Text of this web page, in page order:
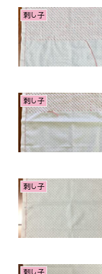
刺し子
刺し子
刺し子
刺し子